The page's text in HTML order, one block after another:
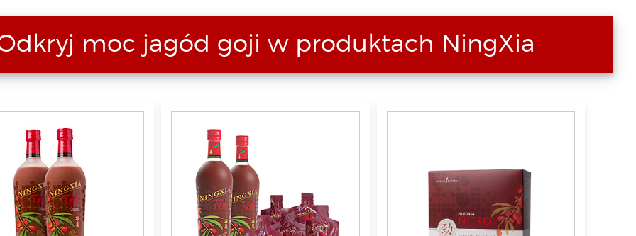
moc jagód goji w produktach NingXia